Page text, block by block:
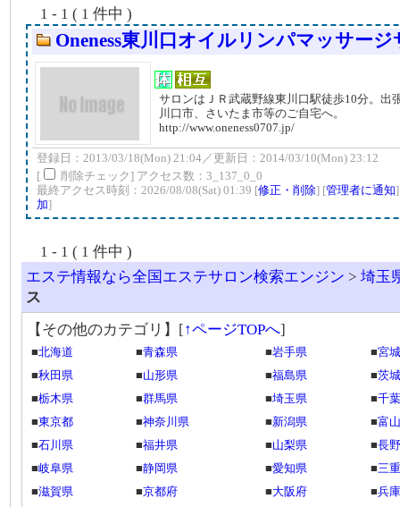
1 - 1 ( 1 件中 )
Oneness東川口オイルリンパマッサー
サロンはＪＲ武蔵野線東川口駅徒歩10分。出
川口市、さいたま市等のご自宅へ。
http://www.oneness0707.jp/
登録日：2013/03/18(Mon) 21:04／更新日：2014/03/10(Mon) 23:12
[
削除チェック] アクセス数：3_137_0_0
最終アクセス時刻：2026/08/08(Sat) 01:39 [修正・削除] [管理者に通知
加]
1 - 1 ( 1 件中 )
エステ情報なら全国エステサロン検索エンジン > 埼玉
ス
【その他のカテゴリ】 [↑ページTOPへ]
■北海道 ■青森県 ■岩手県 ■宮
■秋田県 ■山形県 ■福島県 ■茨
■栃木県 ■群馬県 ■埼玉県 ■千
■東京都 ■神奈川県 ■新潟県 ■富
■石川県 ■福井県 ■山梨県 ■長
■岐阜県 ■静岡県 ■愛知県 ■三
■滋賀県 ■京都府 ■大阪府 ■兵